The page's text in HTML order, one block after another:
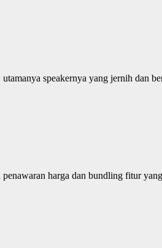
speakernya yang jernih dan
harga dan bundling fitur